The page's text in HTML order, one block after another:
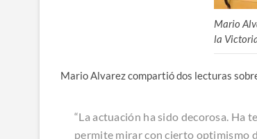
Mario
la
Mario Alvarez compartió dos lecturas
“La actuación ha sido decorosa. Ha
permite mirar con cierto optimismo